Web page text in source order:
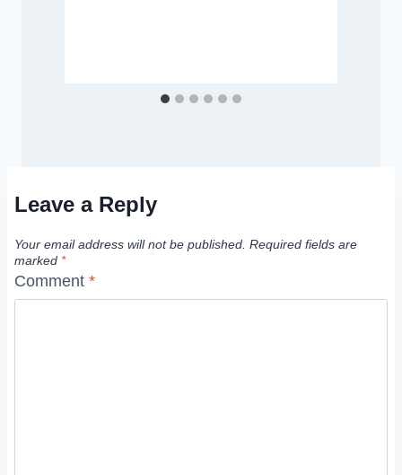
Leave a Reply
Your email address will not be published. Required fields are
marked *
Comment *